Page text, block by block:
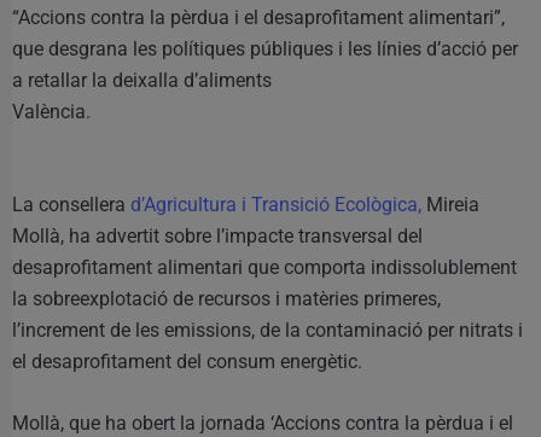
“Accions contra la pèrdua i el desaprofitament alimentari”,
que desgrana les polítiques públiques i les línies d’acció per
a retallar la deixalla d’aliments
València.
La consellera d’Agricultura i Transició Ecològica, Mireia
Mollà, ha advertit sobre l’impacte transversal del
desaprofitament alimentari que comporta indissolublement
la sobreexplotació de recursos i matèries primeres,
l’increment de les emissions, de la contaminació per nitrats i
el desaprofitament del consum energètic.
Mollà, que ha obert la jornada ‘Accions contra la pèrdua i el